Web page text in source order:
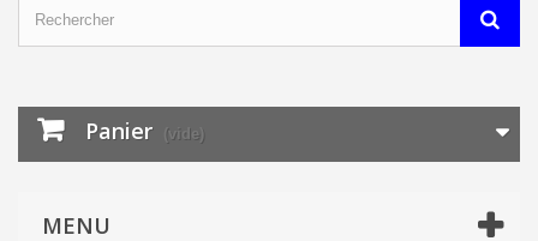
Panier (vide)
MENU